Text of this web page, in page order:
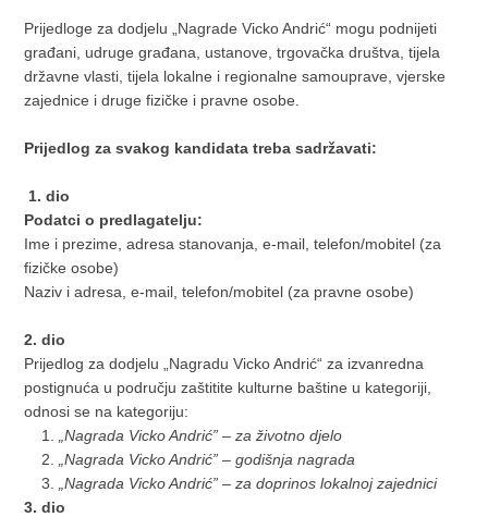
Prijedloge za dodjelu „Nagrade Vicko Andrić“ mogu podnijeti
građani, udruge građana, ustanove, trgovačka društva, tijela
državne vlasti, tijela lokalne i regionalne samouprave, vjerske
zajednice i druge fizičke i pravne osobe.
Prijedlog za svakog kandidata treba sadržavati:
1. dio
Podatci o predlagatelju:
Ime i prezime, adresa stanovanja, e-mail, telefon/mobitel (za
fizičke osobe)
Naziv i adresa, e-mail, telefon/mobitel (za pravne osobe)
2. dio
Prijedlog za dodjelu „Nagradu Vicko Andrić“ za izvanredna
postignuća u području zaštitite kulturne baštine u kategoriji,
odnosi se na kategoriju:
„Nagrada Vicko Andrić” – za životno djelo
„Nagrada Vicko Andrić” – godišnja nagrada
„Nagrada Vicko Andrić” – za doprinos lokalnoj zajednici
3. dio